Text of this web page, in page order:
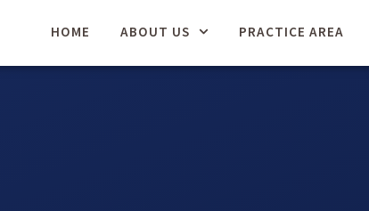
HOME ABOUT US PRACTICE AREA